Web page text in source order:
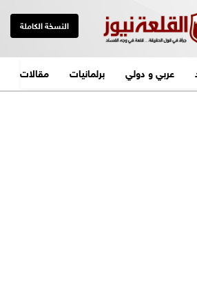
النسخة الكاملة
عربي و دولي برلمانيات مقالات